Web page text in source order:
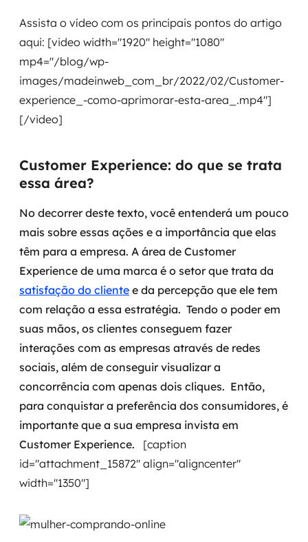
Modernização tecnológica
Arquitetura de soluções
Migração para Cloud
Transformação digital
Sustentar operações com eficiência
Sustentação de aplicações
SRE / DevOps
Monitoramento 24x7
Suporte a banco de dados
FinOps
Billing Cloud
Gestão de infraestrutura
Escalar com segurança
Pentest
Assista o vídeo com os principais pontos do artigo
aqui: [video width="1920" height="1080"
mp4="/blog/wp-
images/madeinweb_com_br/2022/02/Customer-
experience_-como-aprimorar-esta-area_.mp4"]
[/video]
Customer Experience: do que se trata
essa área?
No decorrer deste texto, você entenderá um pouco
mais sobre essas ações e a importância que elas
têm para a empresa. A área de Customer
Experience de uma marca é o setor que trata da
satisfação do cliente e da percepção que ele tem
com relação a essa estratégia. Tendo o poder em
suas mãos, os clientes conseguem fazer
interações com as empresas através de redes
sociais, além de conseguir visualizar a
concorrência com apenas dois cliques. Então,
para conquistar a preferência dos consumidores, é
importante que a sua empresa invista em
Customer Experience. [caption
id="attachment_15872" align="aligncenter"
width="1350"]